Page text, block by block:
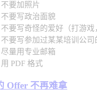
不要加照片
不要写政治面貌
不要写奇怪的爱好（打游戏
不要写参加过某某培训公司
尽量用专业邮箱
用 PDF 格式
Offer 不再难拿